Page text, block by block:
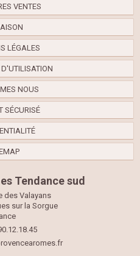
VENTES
LÉGALES
NOUS
SÉCURISÉ
Tendance sud
des Valayans
sur la Sorgue